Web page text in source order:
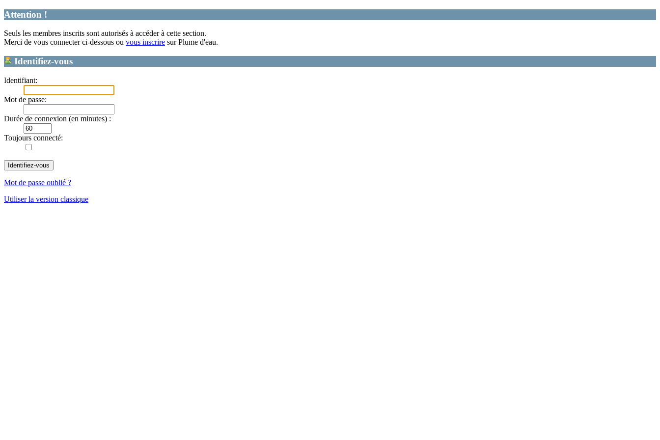
Attention !
Seuls les membres inscrits sont autorisés à accéder à cette section.
Merci de vous connecter ci-dessous ou vous inscrire sur Plume d'eau.
Identifiez-vous
Identifiant:
Mot de passe:
Durée de connexion (en minutes) :
Toujours connecté:
Mot de passe oublié ?
Utiliser la version classique